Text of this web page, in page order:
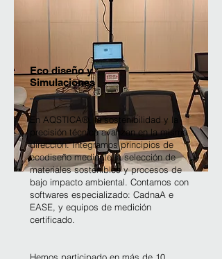
Eco diseño y
Simulaciones
En AQSTICA®, la sostenibilidad y la
precisión técnica avanzan en la misma
dirección. Integramos principios de
ecodiseño mediante la selección de
materiales sostenibles y procesos de
bajo impacto ambiental. Contamos con
softwares especializado: CadnaA e
EASE, y equipos de medición
certificado.